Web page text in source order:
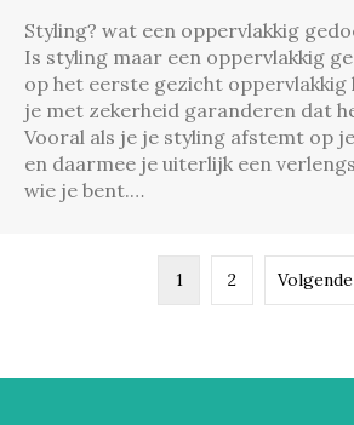
Styling? wat een oppervlakkig
Is styling maar een oppervlakkig
op het eerste gezicht oppervlakkig
je met zekerheid garanderen dat
Vooral als je je styling afstemt op
en daarmee je uiterlijk een
wie je bent.…
1 2